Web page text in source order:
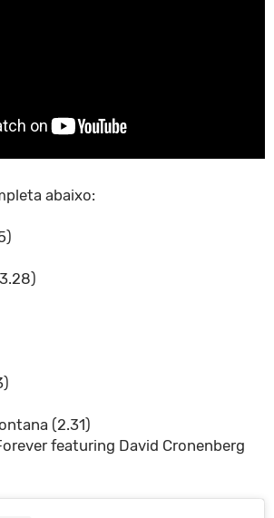
abaixo:
(2.31)
featuring David Cronenberg